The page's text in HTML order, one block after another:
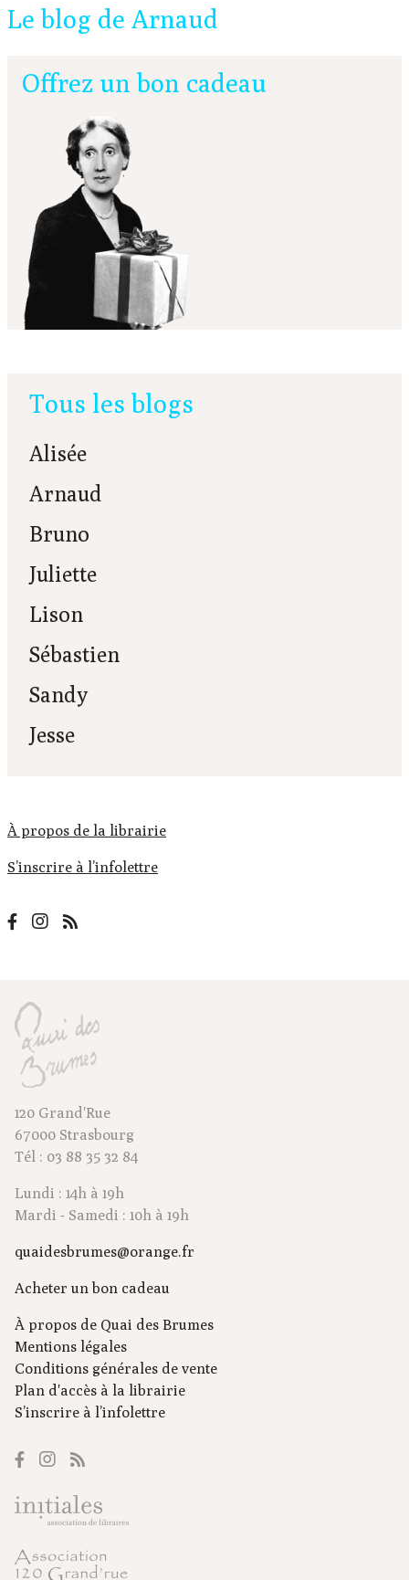
Le blog de Arnaud
À propos de la librairie
S’inscrire à l’infolettre
Offrez un bon cadeau
Tous les blogs
Alisée
Arnaud
Bruno
Juliette
Lison
Sébastien
Sandy
Jesse
120 Grand'Rue
67000 Strasbourg
Tél : 03 88 35 32 84
Lundi : 14h à 19h
Mardi - Samedi : 10h à 19h
quaidesbrumes@orange.fr
Acheter un bon cadeau
À propos de Quai des Brumes
Mentions légales
Conditions générales de vente
Plan d'accès à la librairie
S’inscrire à l’infolettre